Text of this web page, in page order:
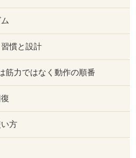
慣と設計
筋力ではなく動作の順番
方